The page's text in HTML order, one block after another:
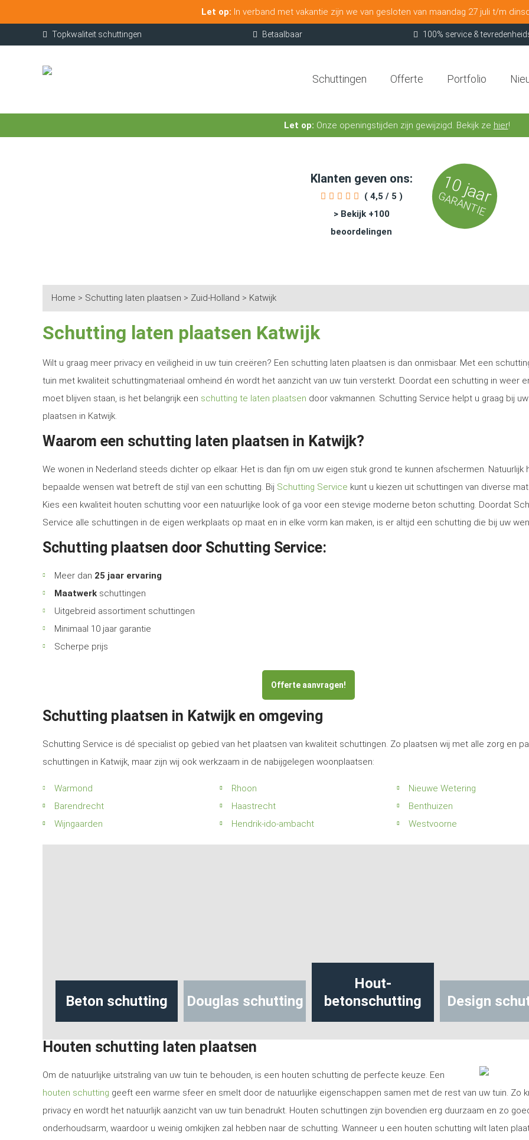
Let op: In verband met vakantie zijn we van gesloten van maandag 27 juli t/m
Topkwaliteit schuttingen Betaalbaar 100% service &
Schuttingen Offerte Portfolio
Let op: Onze openingstijden zijn gewijzigd. Bekijk ze hier!
Klanten geven ons:
( 4,5 / 5 )
> Bekijk +100
beoordelingen
10 jaar
GARANTIE
Home > Schutting laten plaatsen > Zuid-Holland > Katwijk
Schutting laten plaatsen Katwijk
Wilt u graag meer privacy en veiligheid in uw tuin creëren? Een schutting laten plaatsen is dan onmisbaar. Met een
tuin met kwaliteit schuttingmateriaal omheind én wordt het aanzicht van uw tuin versterkt. Doordat een schutting in weer
moet blijven staan, is het belangrijk een schutting te laten plaatsen door vakmannen. Schutting Service helpt u graag bij
plaatsen in Katwijk.
Waarom een schutting laten plaatsen in Katwijk?
We wonen in Nederland steeds dichter op elkaar. Het is dan fijn om uw eigen stuk grond te kunnen afschermen. Natuurlijk
bepaalde wensen wat betreft de stijl van een schutting. Bij Schutting Service kunt u kiezen uit schuttingen van diverse
Kies een kwaliteit houten schutting voor een natuurlijke look of ga voor een stevige moderne beton schutting. Doordat
Service alle schuttingen in de eigen werkplaats op maat en in elke vorm kan maken, is er altijd een schutting die bij uw
Schutting plaatsen door Schutting Service:
Meer dan 25 jaar ervaring
Maatwerk schuttingen
Uitgebreid assortiment schuttingen
Minimaal 10 jaar garantie
Scherpe prijs
Offerte aanvragen!
Schutting plaatsen in Katwijk en omgeving
Schutting Service is dé specialist op gebied van het plaatsen van kwaliteit schuttingen. Zo plaatsen wij met alle zorg en
schuttingen in Katwijk, maar zijn wij ook werkzaam in de nabijgelegen woonplaatsen:
Warmond Rhoon
Nieuwe Wetering
Barendrecht
Haastrecht
Benthuizen
Wijngaarden
Hendrik-ido-ambacht Westvoorne
Beton schutting Douglas schutting
Hout-
betonschutting
Design
Houten schutting laten plaatsen
Om de natuurlijke uitstraling van uw tuin te behouden, is een houten schutting de perfecte keuze. Een
houten schutting geeft een warme sfeer en smelt door de natuurlijke eigenschappen samen met de rest van uw tuin. Zo
privacy en wordt het natuurlijk aanzicht van uw tuin benadrukt. Houten schuttingen zijn bovendien erg duurzaam en zo
onderhoudsarm, waardoor u weinig omkijken zal hebben naar de schutting. Wanneer u een houten schutting wilt laten